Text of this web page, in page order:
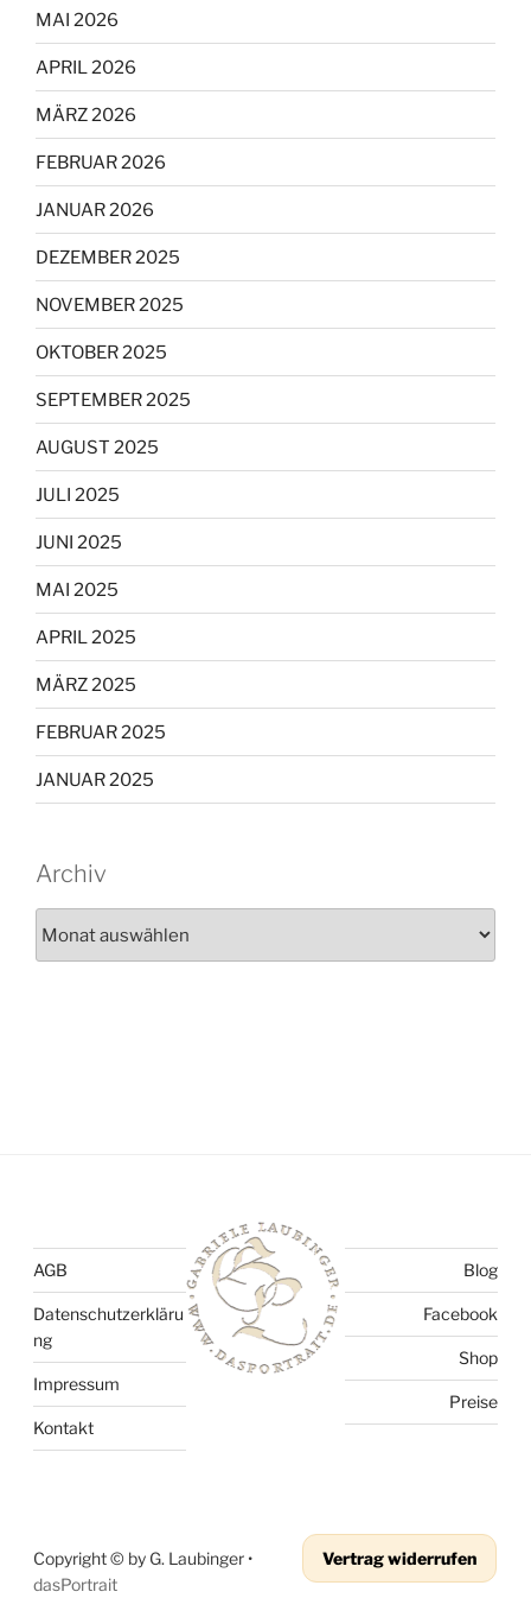
MAI 2026
APRIL 2026
MÄRZ 2026
FEBRUAR 2026
JANUAR 2026
DEZEMBER 2025
NOVEMBER 2025
OKTOBER 2025
SEPTEMBER 2025
AUGUST 2025
JULI 2025
JUNI 2025
MAI 2025
APRIL 2025
MÄRZ 2025
FEBRUAR 2025
JANUAR 2025
Archiv
AGB
Datenschutzerkläru
ng
Impressum
Kontakt
Blog
Facebook
Shop
Preise
Copyright © by G. Laubinger •
dasPortrait
Vertrag widerrufen